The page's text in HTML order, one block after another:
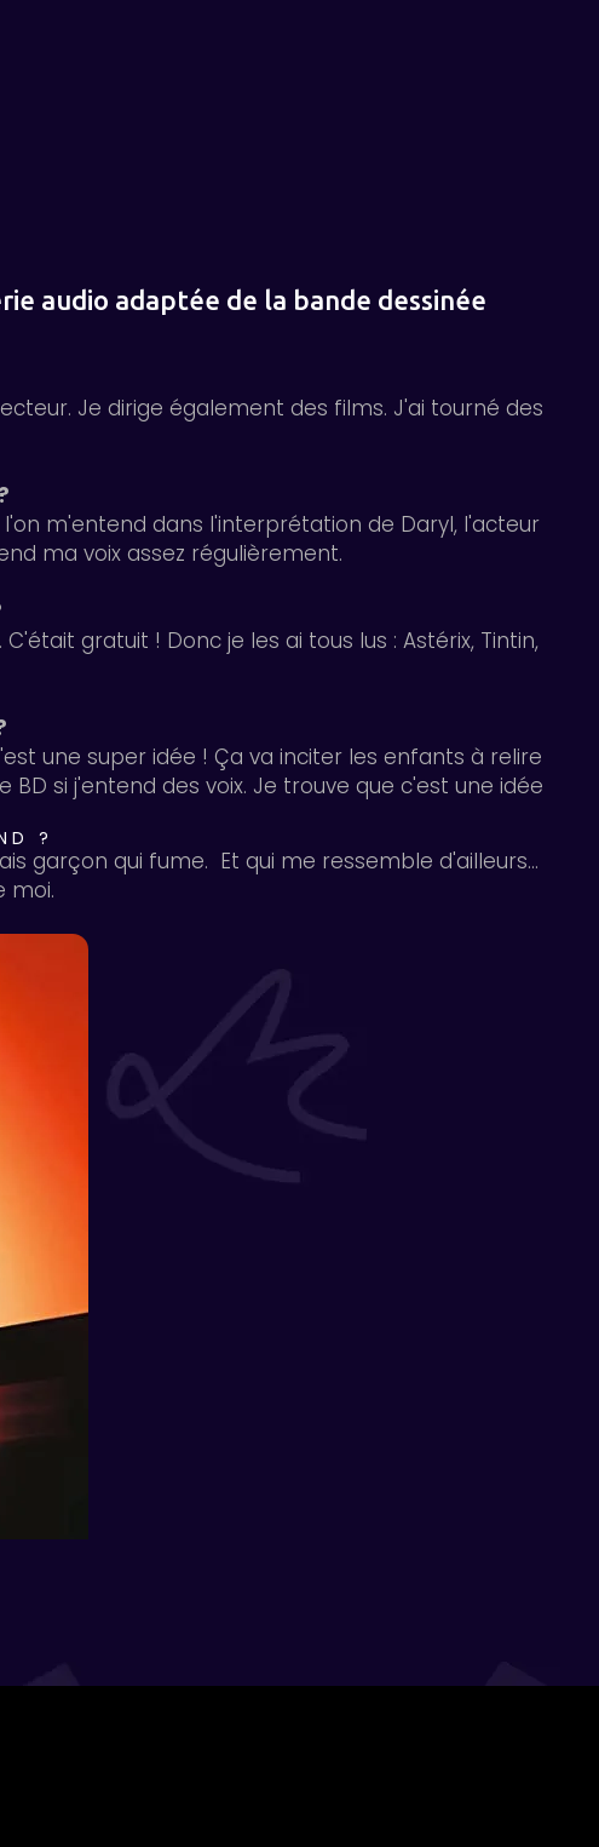
audio adaptée de la bande dessinée
Je dirige également des films. J'ai tourné des
l'on m'entend dans l'interprétation de Daryl, l'acteur
ma voix assez régulièrement.
gratuit ! Donc je les ai tous lus : Astérix, Tintin,
une super idée ! Ça va inciter les enfants à relire
si j'entend des voix. Je trouve que c'est une idée
?
garçon qui fume. Et qui me ressemble d'ailleurs...
moi.